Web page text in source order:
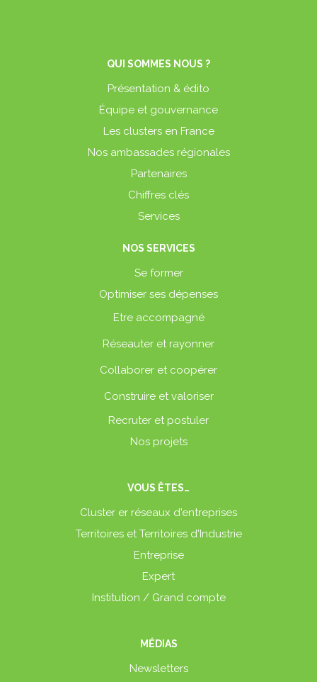
QUI SOMMES NOUS ?
Présentation & édito
Équipe et gouvernance
Les clusters en France
Nos ambassades régionales
Partenaires
Chiffres clés
Services
NOS SERVICES
Se former
Optimiser ses dépenses
Etre accompagné
Réseauter et rayonner
Collaborer et coopérer
Construire et valoriser
Recruter et postuler
Nos projets
VOUS ÊTES…
Cluster er réseaux d'entreprises
Territoires et Territoires d'Industrie
Entreprise
Expert
Institution / Grand compte
MÉDIAS
Newsletters